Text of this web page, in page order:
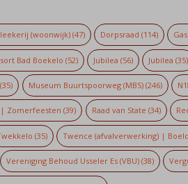
(woonwijk)(47) Dorpsraad (114)
Bad Boekelo (52) Jubilea (56) Jubilea (35)
(35) Museum Buurtspoorweg (MBS)(246)
| Zomerfeesten (39) Raad van State (34)
(35) Twence (afvalverwerking) |
Vereniging Behoud Usseler Es (VBU)(38)